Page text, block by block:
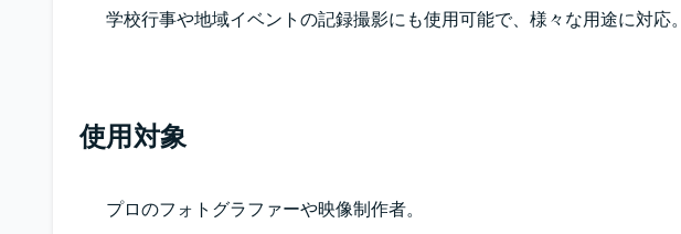
学校行事や地域イベントの記録撮影にも使用可能で、様々な用途に対応。
使用対象
プロのフォトグラファーや映像制作者。